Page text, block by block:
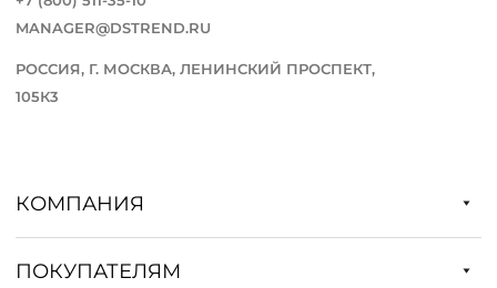
MANAGER@DSTREND.RU
РОССИЯ, Г. МОСКВА, ЛЕНИНСКИЙ ПРОСПЕКТ,
105К3
КОМПАНИЯ
ПОКУПАТЕЛЯМ